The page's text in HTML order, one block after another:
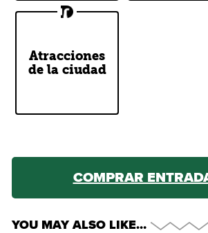
Atracciones
de la ciudad
See Dublin's
Top
Attractions
COMPRAR
YOU MAY ALSO LIKE…